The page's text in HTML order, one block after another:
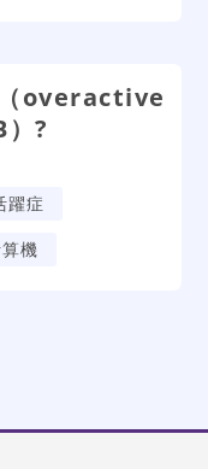
（overactive
?
躍症
機